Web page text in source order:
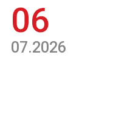
06
07.2026